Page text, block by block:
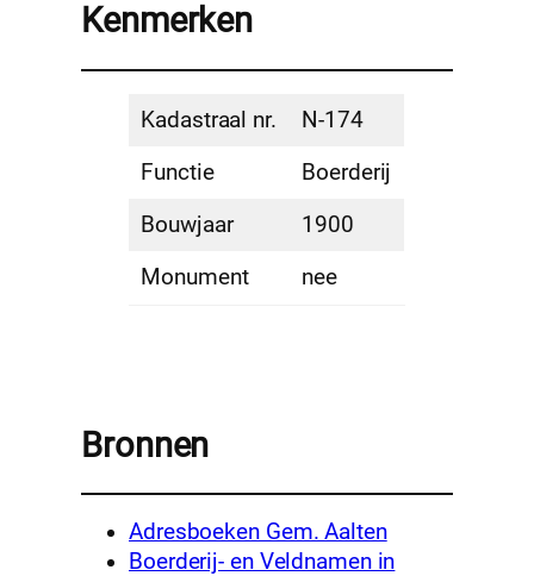
Kenmerken
Kadastraal nr.
N-174
Functie
Boerderij
Bouwjaar
1900
Monument
nee
Bronnen
Adresboeken Gem. Aalten
Boerderij- en Veldnamen in